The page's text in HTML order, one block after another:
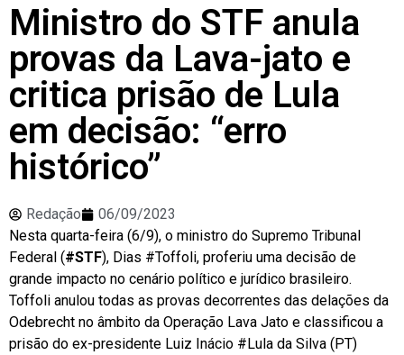
Ministro do STF anula
provas da Lava-jato e
critica prisão de Lula
em decisão: “erro
histórico”
Redação
06/09/2023
Nesta quarta-feira (6/9), o ministro do Supremo Tribunal
Federal (#STF), Dias #Toffoli, proferiu uma decisão de
grande impacto no cenário político e jurídico brasileiro.
Toffoli anulou todas as provas decorrentes das delações da
Odebrecht no âmbito da Operação Lava Jato e classificou a
prisão do ex-presidente Luiz Inácio #Lula da Silva (PT)